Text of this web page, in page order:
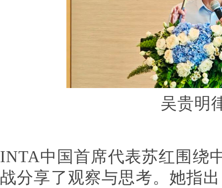
吴贵明
INTA中国首席代表苏红围绕
战分享了观察与思考。她指